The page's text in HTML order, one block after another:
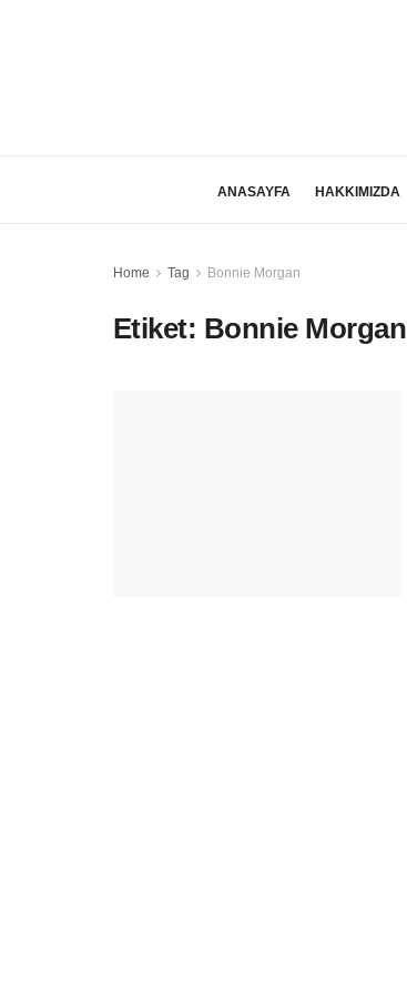
ANASAYFA HAKKIMIZDA
Home Tag Bonnie Morgan
Etiket: Bonnie Morgan